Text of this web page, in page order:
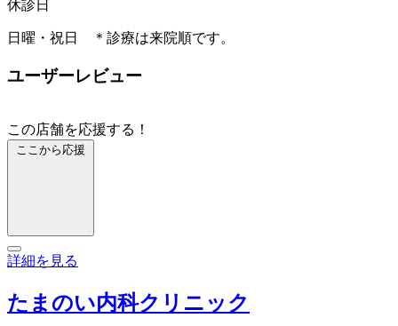
休診日
日曜・祝日 ＊診療は来院順です。
ユーザーレビュー
この店舗を応援する！
ここから応援
詳細を見る
たまのい内科クリニック